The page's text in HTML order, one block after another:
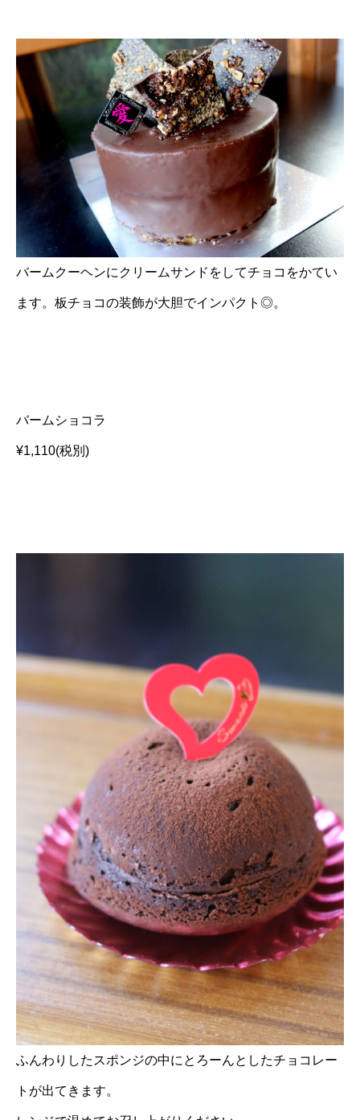
バームクーヘンにクリームサンドをしてチョコをかてい
ます。板チョコの装飾が大胆でインパクト◎。
バームショコラ
¥1,110(税別)
ふんわりしたスポンジの中にとろーんとしたチョコレー
トが出てきます。